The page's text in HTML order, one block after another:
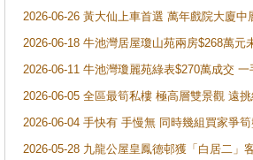
2026-06-26 黃大仙上車首選 萬年戲院大廈
2026-06-18 牛池灣居屋瓊山苑兩房$268萬
2026-06-11 牛池灣瓊麗苑綠表$270萬成交
2026-06-05 全區最筍私樓 極高層雙景觀 遠
2026-06-04 手快有 手慢無 同時幾組買家爭
2026-05-28 九龍公屋皇鳳德邨獲「白居二」